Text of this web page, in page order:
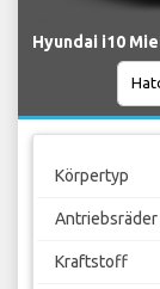
Hyundai i10
Körpertyp
Antriebsräder
Kraftstoff